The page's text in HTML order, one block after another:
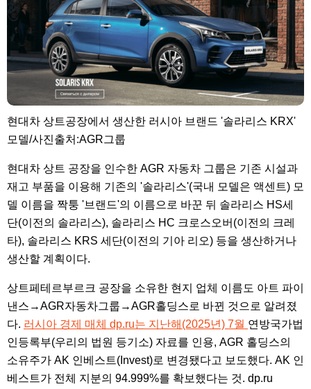
현대차 상트공장에서 생산한 러시아 브랜드 '솔라리스 KRX'
모델/사진출처:AGR그룹
현대차 상트 공장을 인수한 AGR 자동차 그룹은 기존 시설과
재고 부품을 이용해 기존의 '솔라리스'(국내 모델은 액센트) 모
델 이름을 짝퉁 '브랜드'의 이름으로 바꾼 뒤 솔라리스 HS세
단(이전의 솔라리스), 솔라리스 HC 크로스오버(이전의 크레
타), 솔라리스 KRS 세단(이전의 기아 리오) 등을 생산하거나
생산할 계획이다.
상트페테르부르크 공장을 소유한 현지 업체 이름도 아트 파이
낸스→AGR자동차그룹→AGR홀딩스로 바뀐 것으로 알려졌
다. 러시아 경제 매체 dp.ru는 지난해(2025년) 7월 연방국가법
인등록부(우리의 법원 등기소) 자료를 인용, AGR 홀딩스의
소유주가 AK 인베스트(Invest)로 변경됐다고 보도했다. AK 인
베스트가 전체 지분의 94.999%를 확보했다는 것. dp.ru